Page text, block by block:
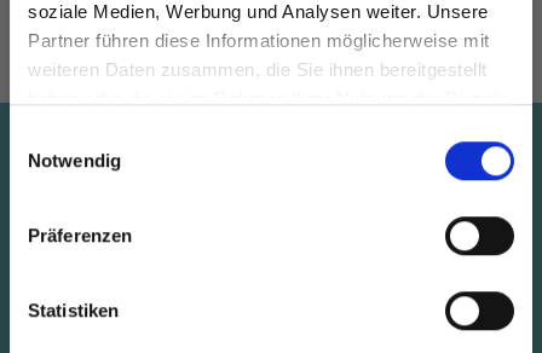
soziale Medien, Werbung und Analysen weiter. Unsere
Partner führen diese Informationen möglicherweise mit
weiteren Daten zusammen, die Sie ihnen bereitgestellt
Notwendig
Präferenzen
Statistiken
Alle Optionen
Alle Optionen
ansehen
Erhalte unseren kostenlosen Newsletter und
lass dich inspirieren, profitiere von Angeboten
Abonnieren
Spare bis zu 50%
und erhalte exklusiven Zugang zu